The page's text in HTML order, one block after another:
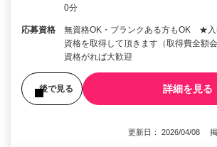
0分
応募資格
無資格OK・ブランクある方もOK ★入
資格を取得して頂きます（取得費全
資格がれば大歓迎
後で見る 詳細を見る
更新日： 2026/04/08 掲